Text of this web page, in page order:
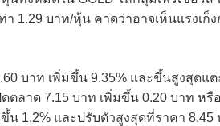
1.29 บาท/หุ้น คาดว่าอาจเห็นแรงเก็
บาท เพิ่มขึ้น 9.35% และขึ้นสูงสุดแ
ตลาด 7.15 บาท เพิ่มขึ้น 0.20 บาท หรื
น 1.2% และปรับตัวสูงสุดที่ราคา